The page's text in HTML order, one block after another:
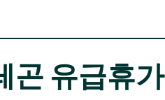
곤 유급휴가